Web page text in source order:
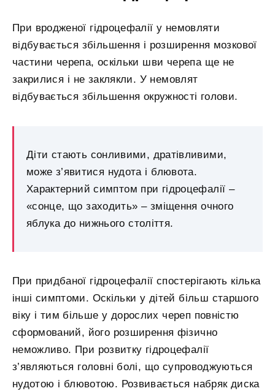
При вродженої гідроцефалії у немовляти
відбувається збільшення і розширення мозкової
частини черепа, оскільки шви черепа ще не
закрилися і не заклякли. У немовлят
відбувається збільшення окружності голови.
Діти стають сонливими, дратівливими,
може з’явитися нудота і блювота.
Характерний симптом при гідроцефалії –
«сонце, що заходить» – зміщення очного
яблука до нижнього століття.
При придбаної гідроцефалії спостерігають кілька
інші симптоми. Оскільки у дітей більш старшого
віку і тим більше у дорослих череп повністю
сформований, його розширення фізично
неможливо. При розвитку гідроцефалії
з’являються головні болі, що супроводжуються
нудотою і блювотою. Розвивається набряк диска